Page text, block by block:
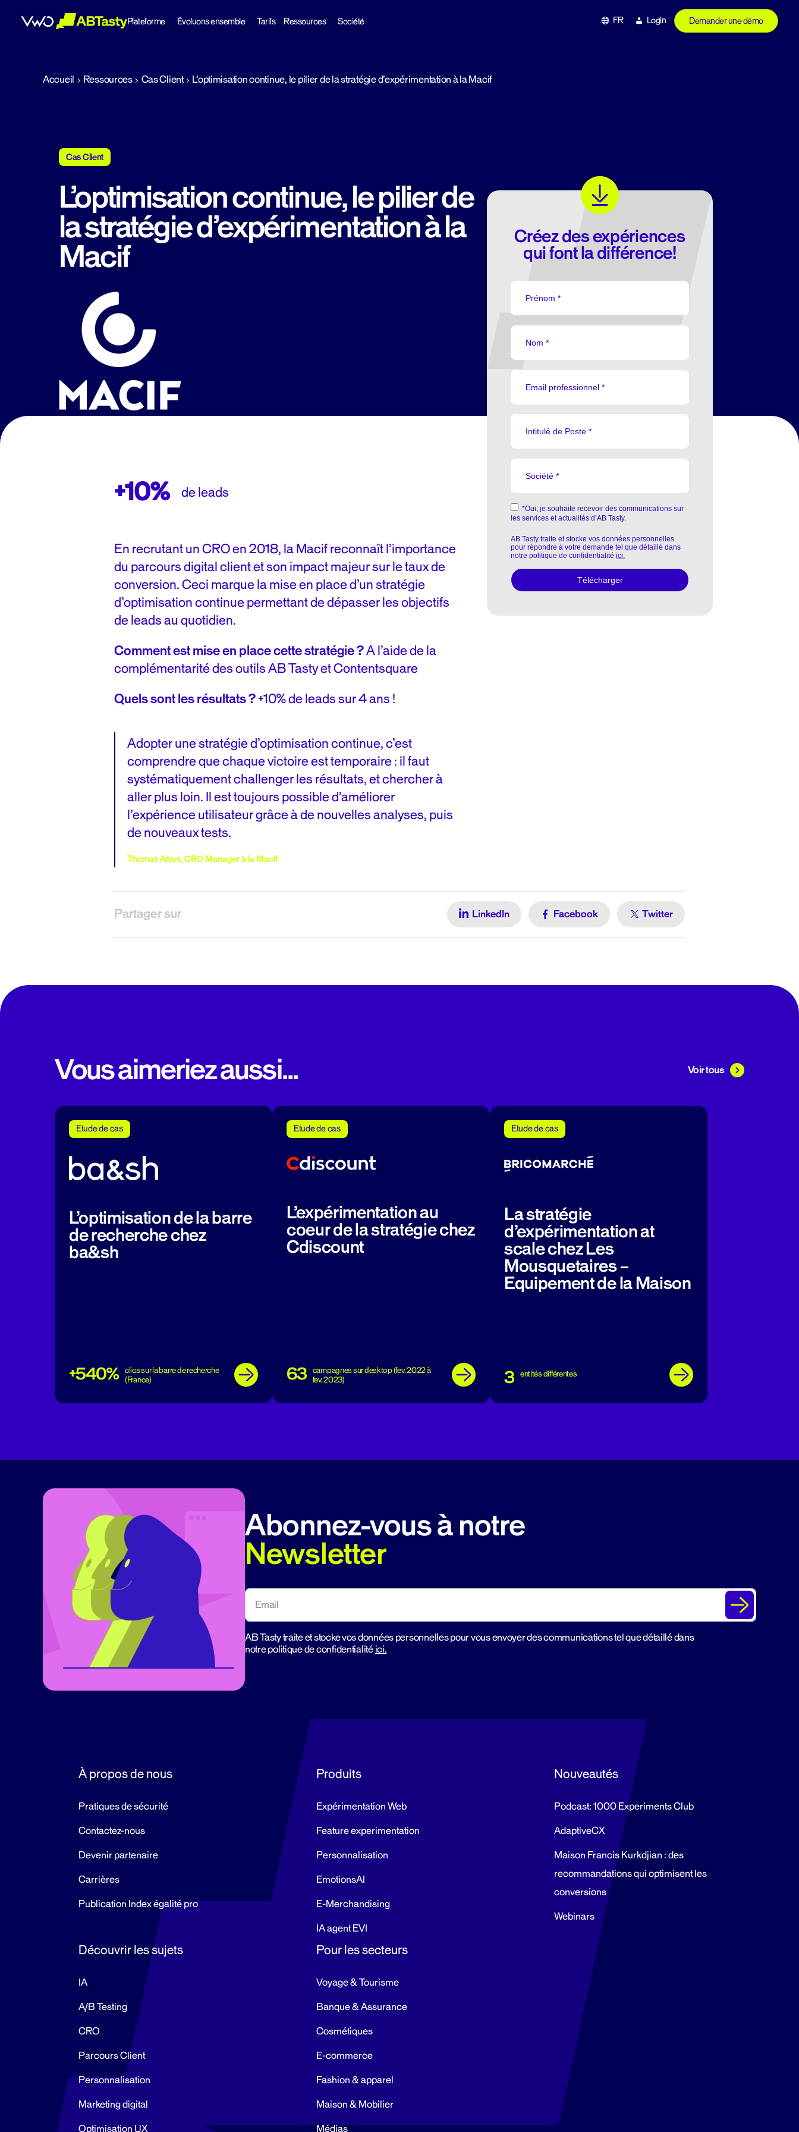
Plateforme Évoluons ensemble Tarifs Ressources Société Demander une démo
Login
FR
Accueil Ressources Cas Client L’optimisation continue, le pilier de la stratégie d’expérimentation à la Macif
Cas Client
L’optimisation continue, le pilier de
la stratégie d’expérimentation à la
Macif Créez des expériences
qui font la différence!
+10% de leads
En recrutant un CRO en 2018, la Macif reconnaît l’importance
du parcours digital client et son impact majeur sur le taux de
conversion. Ceci marque la mise en place d’un stratégie
d’optimisation continue permettant de dépasser les objectifs
de leads au quotidien.
Comment est mise en place cette stratégie ?A l’aide de la
complémentarité des outils AB Tasty et Contentsquare
Quels sont les résultats ?+10% de leads sur 4 ans !
Adopter une stratégie d’optimisation continue, c’est
comprendre que chaque victoire est temporaire : il faut
systématiquement challenger les résultats, et chercher à
aller plus loin. Il est toujours possible d’améliorer
l’expérience utilisateur grâce à de nouvelles analyses, puis
de nouveaux tests.
Thomas Alves, CRO Manager à la Macif
Partager sur LinkedIn Facebook Twitter
Vous aimeriez aussi... Voir tous
Etude de cas
L’optimisation de la barre
de recherche chez
ba&sh
+540% clics sur la barre de recherche
(France)
Etude de cas
L’expérimentation au
coeur de la stratégie chez
Cdiscount
63 campagnes sur desktop (fev. 2022 à
fev. 2023)
Etude de cas
La stratégie
d’expérimentation at
scale chez Les
Mousquetaires –
Equipement de la Maison
3 entités différentes
Abonnez-vous à notre
Newsletter
AB Tasty traite et stocke vos données personnelles pour vous envoyer des communications tel que détaillé dans
notre politique de confidentialitéici.
À propos de nous
Pratiques de sécurité
Contactez-nous
Devenir partenaire
Carrières
Publication Index égalité pro
Produits
Expérimentation Web
Feature experimentation
Personnalisation
EmotionsAI
E-Merchandising
IA agent EVI
Nouveautés
Podcast: 1000 Experiments Club
AdaptiveCX
Maison Francis Kurkdjian : des
recommandations qui optimisent les
conversions
Webinars
Découvrir les sujets
IA
A/B Testing
CRO
Parcours Client
Personnalisation
Marketing digital
Optimisation UX
Pour les secteurs
Voyage & Tourisme
Banque & Assurance
Cosmétiques
E-commerce
Fashion & apparel
Maison & Mobilier
Médias